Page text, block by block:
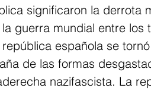
significaron la derrota
guerra mundial entre los
española se
de las formas
nazifascista. La